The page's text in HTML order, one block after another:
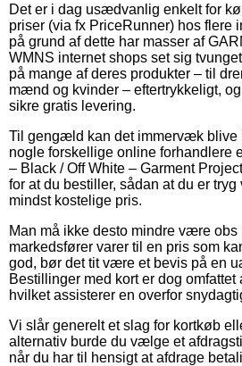
Det er i dag usædvanlig enkelt for
priser (via fx PriceRunner) hos flere
på grund af dette har masser af
WMNS internet shops set sig
på mange af deres produkter – til
mænd og kvinder – eftertrykkeligt,
sikre gratis levering.
Til gengæld kan det immervæk blive
nogle forskellige online forhandlere
– Black / Off White – Garment
for at du bestiller, sådan at du er
mindst kostelige pris.
Man må ikke desto mindre være obs
markedsfører varer til en pris som
god, bør det tit være et bevis på en
Bestillinger med kort er dog omfattet
hvilket assisterer en overfor
Vi slår generelt et slag for kortkøb
alternativ burde du vælge et
når du har til hensigt at afdrage